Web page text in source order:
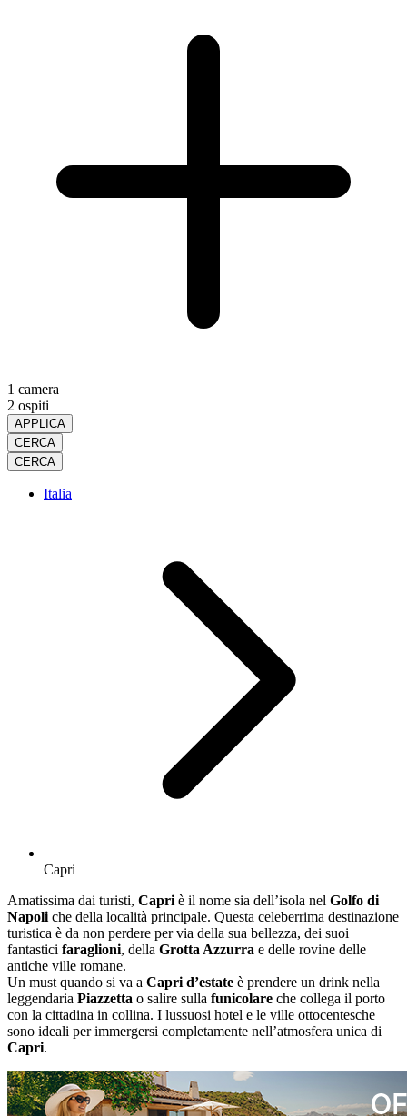
1 camera
2 ospiti
APPLICA
CERCA
CERCA
Italia
Capri
Amatissima dai turisti, Capri è il nome sia dell’isola nel Golfo di
Napoli che della località principale. Questa celeberrima destinazione
turistica è da non perdere per via della sua bellezza, dei suoi
fantastici faraglioni, della Grotta Azzurra e delle rovine delle
antiche ville romane.
Un must quando si va a Capri d’estate è prendere un drink nella
leggendaria Piazzetta o salire sulla funicolare che collega il porto
con la cittadina in collina. I lussuosi hotel e le ville ottocentesche
sono ideali per immergersi completamente nell’atmosfera unica di
Capri.